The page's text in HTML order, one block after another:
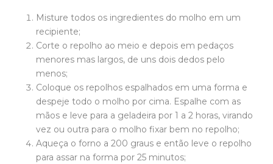
Misture todos os ingredientes do molho em um
recipiente;
Corte o repolho ao meio e depois em pedaços
menores mas largos, de uns dois dedos pelo
menos;
Coloque os repolhos espalhados em uma forma e
despeje todo o molho por cima. Espalhe com as
mãos e leve para a geladeira por 1 a 2 horas, virando
vez ou outra para o molho fixar bem no repolho;
Aqueça o forno a 200 graus e então leve o repolho
para assar na forma por 25 minutos;